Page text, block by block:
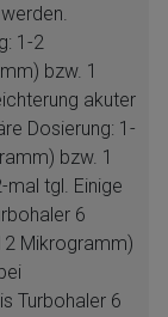
1-2
bzw. 1
akuter
Dosierung: 1-
bzw. 1
tgl. Einige
6
Mikrogramm)
Turbohaler 6